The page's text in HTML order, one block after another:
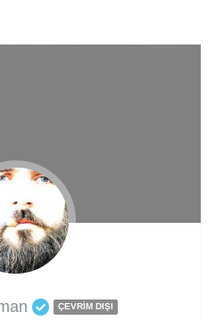
ÇEVRIM DIŞI